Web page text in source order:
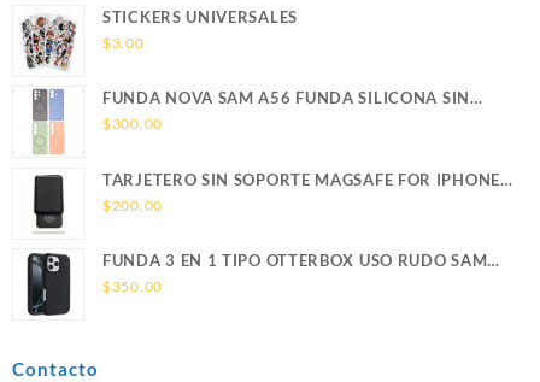
STICKERS UNIVERSALES
$3.00
FUNDA NOVA SAM A56 FUNDA SILICONA SIN
SOPORTE MAGNETICO SAMSUNG
$300.00
TARJETERO SIN SOPORTE MAGSAFE FOR IPHONE
LEATHER WALLET MAGSAFE
$200.00
FUNDA 3 EN 1 TIPO OTTERBOX USO RUDO SAM
S26 ULTRA SAMSUNG S26 ULTRA
$350.00
Contacto